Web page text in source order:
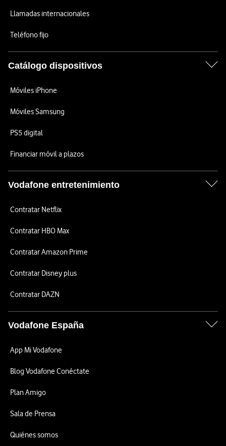
Llamadas internacionales
Teléfono fijo
Catálogo dispositivos
Móviles iPhone
Móviles Samsung
PS5 digital
Financiar móvil a plazos
Vodafone entretenimiento
Contratar Netflix
Contratar HBO Max
Contratar Amazon Prime
Contratar Disney plus
Contratar DAZN
Vodafone España
App Mi Vodafone
Blog Vodafone Conéctate
Plan Amigo
Sala de Prensa
Quiénes somos